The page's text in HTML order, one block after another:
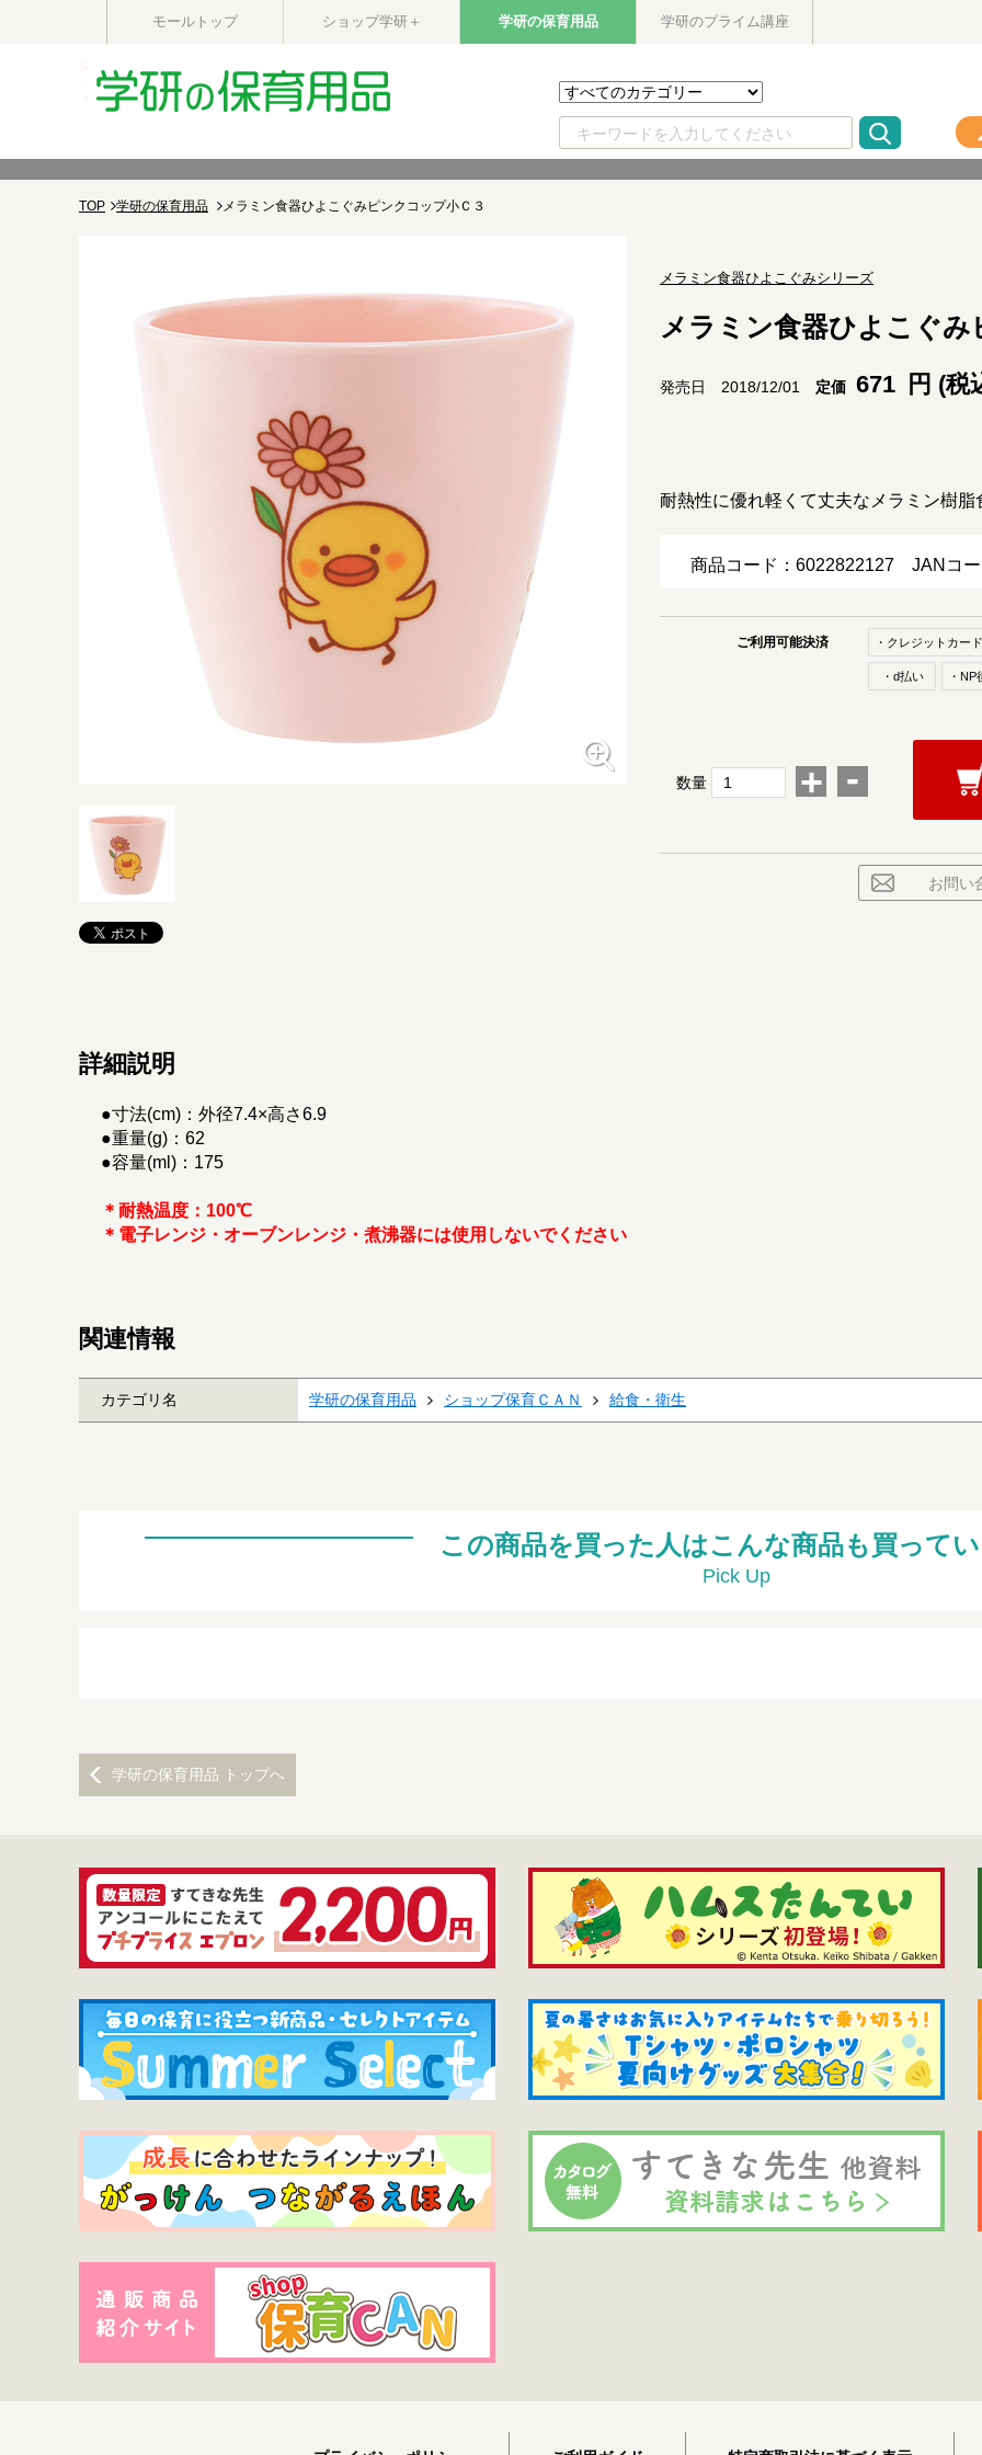
モールトップ ショップ学研＋ 学研の保育用品 学研のプライム講座
TOP 学研の保育用品 メラミン食器ひよこぐみピンクコップ小Ｃ３
メラミン食器ひよこぐみシリーズ
メラミン食器ひよこぐ
発売日 2018/12/01 定価 671 円 (税
耐熱性に優れ軽くて丈夫なメラミン樹脂
商品コード：6022822127 JANコ
ご利用可能決済 ・クレジットカード
・d払い ・NP
数量 + -
お問い
詳細説明
●寸法(cm)：外径7.4×高さ6.9
●重量(g)：62
●容量(ml)：175
＊耐熱温度：100℃
＊電子レンジ・オーブンレンジ・煮沸器には使用しないでください
関連情報
カテゴリ名 学研の保育用品 ショップ保育ＣＡＮ 給食・衛生
この商品を買った人はこんな商品も買って
Pick Up
学研の保育用品 トップへ